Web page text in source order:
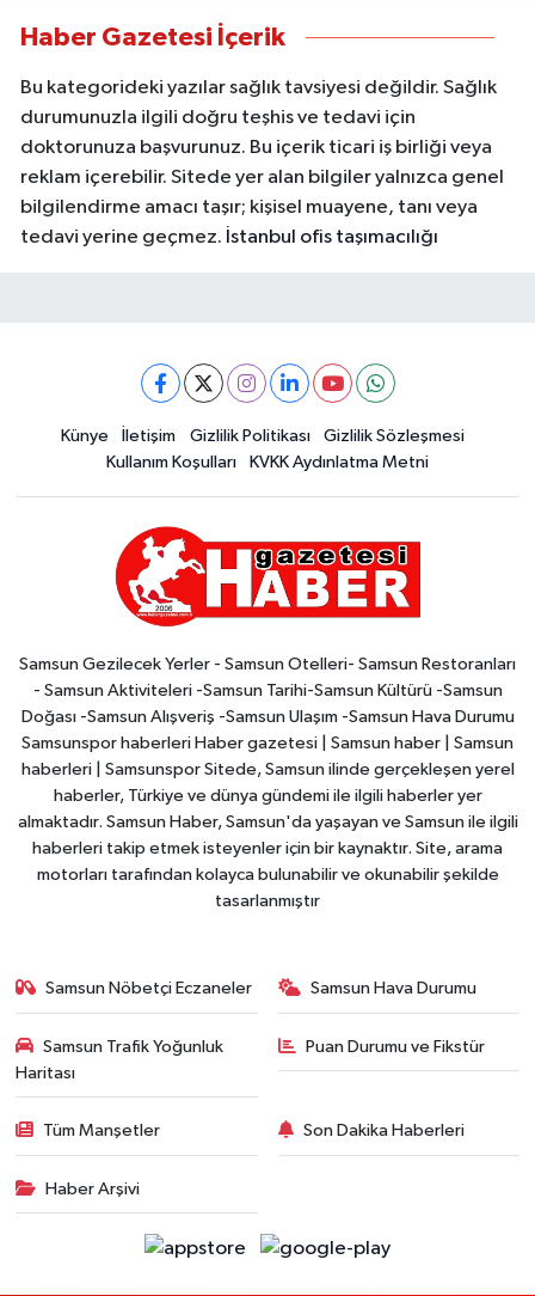
Haber Gazetesi İçerik
Bu kategorideki yazılar sağlık tavsiyesi değildir. Sağlık
durumunuzla ilgili doğru teşhis ve tedavi için
doktorunuza başvurunuz. Bu içerik ticari iş birliği veya
reklam içerebilir. Sitede yer alan bilgiler yalnızca genel
bilgilendirme amacı taşır; kişisel muayene, tanı veya
tedavi yerine geçmez. İstanbul ofis taşımacılığı
Künye İletişim Gizlilik Politikası
Gizlilik Sözleşmesi
Kullanım Koşulları
KVKK Aydınlatma Metni
Samsun Gezilecek Yerler - Samsun Otelleri- Samsun Restoranları
- Samsun Aktiviteleri -Samsun Tarihi-Samsun Kültürü -Samsun
Doğası -Samsun Alışveriş -Samsun Ulaşım -Samsun Hava Durumu
Samsunspor haberleri Haber gazetesi | Samsun haber | Samsun
haberleri | Samsunspor Sitede, Samsun ilinde gerçekleşen yerel
haberler, Türkiye ve dünya gündemi ile ilgili haberler yer
almaktadır. Samsun Haber, Samsun'da yaşayan ve Samsun ile ilgili
haberleri takip etmek isteyenler için bir kaynaktır. Site, arama
motorları tarafından kolayca bulunabilir ve okunabilir şekilde
tasarlanmıştır
Samsun Nöbetçi Eczaneler Samsun Hava Durumu
Samsun Trafik Yoğunluk
Haritası
Puan Durumu ve Fikstür
Tüm Manşetler Son Dakika Haberleri
Haber Arşivi